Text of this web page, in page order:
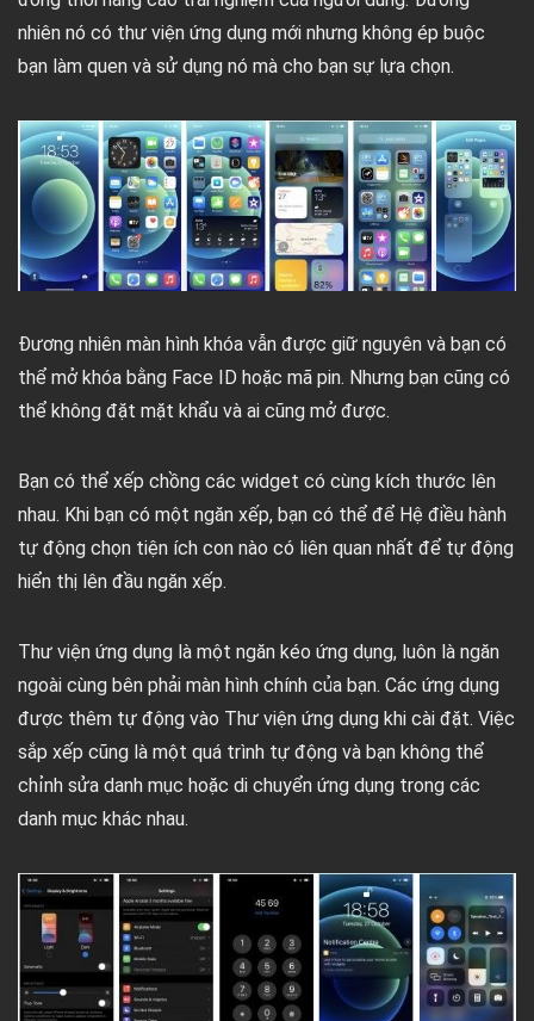
nhiên nó có thư viện ứng dụng mới nhưng không ép buộc
bạn làm quen và sử dụng nó mà cho bạn sự lựa chọn.
Đương nhiên màn hình khóa vẫn được giữ nguyên và bạn có
thể mở khóa bằng Face ID hoặc mã pin. Nhưng bạn cũng có
thể không đặt mặt khẩu và ai cũng mở được.
Bạn có thể xếp chồng các widget có cùng kích thước lên
nhau. Khi bạn có một ngăn xếp, bạn có thể để Hệ điều hành
tự động chọn tiện ích con nào có liên quan nhất để tự động
hiển thị lên đầu ngăn xếp.
Thư viện ứng dụng là một ngăn kéo ứng dụng, luôn là ngăn
ngoài cùng bên phải màn hình chính của bạn. Các ứng dụng
được thêm tự động vào Thư viện ứng dụng khi cài đặt. Việc
sắp xếp cũng là một quá trình tự động và bạn không thể
chỉnh sửa danh mục hoặc di chuyển ứng dụng trong các
danh mục khác nhau.